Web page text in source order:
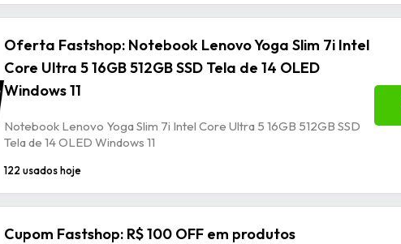
Oferta Fastshop: Notebook Lenovo Yoga Slim 7i Intel
Core Ultra 5 16GB 512GB SSD Tela de 14 OLED
Windows 11
Notebook Lenovo Yoga Slim 7i Intel Core Ultra 5 16GB 512GB SSD
Tela de 14 OLED Windows 11
122 usados hoje
Cupom Fastshop: R$ 100 OFF em produtos